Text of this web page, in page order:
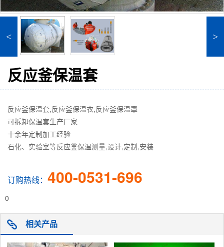
< >
反应釜保温套
反应釜保温套,反应釜保温衣,反应釜保温罩
可拆卸保温套生产厂家
十余年定制加工经验
石化、实验室等反应釜保温测量,设计,定制,安装
订购热线： 400-0531-696
0
相关产品